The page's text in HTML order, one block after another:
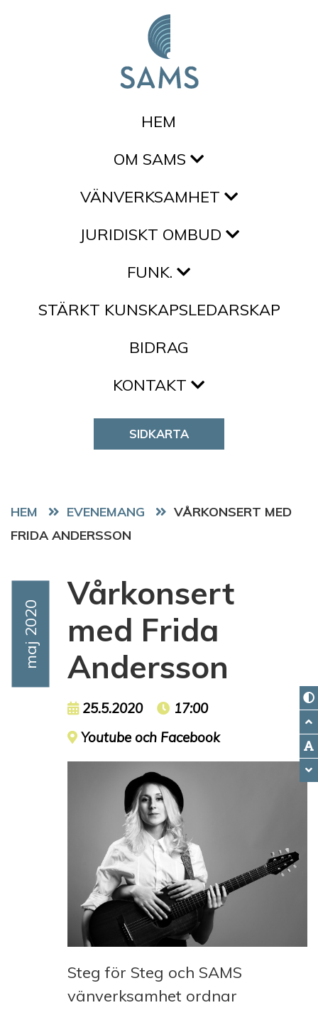
HEM
OM SAMS
VÄNVERKSAMHET
JURIDISKT OMBUD
FUNK.
STÄRKT KUNSKAPSLEDARSKAP
BIDRAG
KONTAKT
SIDKARTA
HEM EVENEMANG
VÅRKONSERT MED
FRIDA ANDERSSON
Event Date
Maj 2020
Vårkonsert
med Frida
Andersson
Event date
25.5.2020 Event time
17:00
Event location
Youtube och Facebook
Steg för Steg och SAMS
vänverksamhet ordnar